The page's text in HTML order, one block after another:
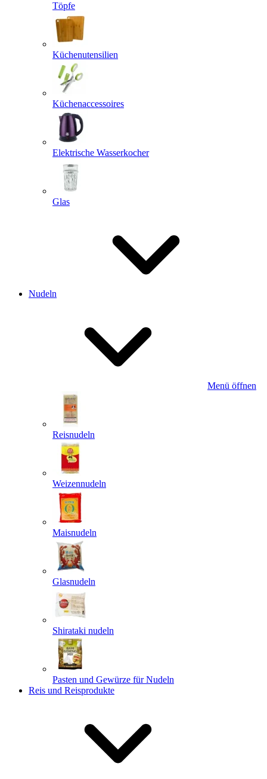
Töpfe
Küchenutensilien
Küchenaccessoires
Elektrische Wasserkocher
Glas
Nudeln
Menü öffnen
Reisnudeln
Weizennudeln
Maisnudeln
Glasnudeln
Shirataki nudeln
Pasten und Gewürze für Nudeln
Reis und Reisprodukte